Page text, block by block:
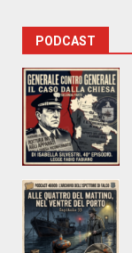
PODCAST